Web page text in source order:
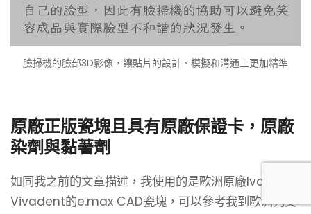
臉掃機的臉部3D影像，讓貼片的設計、模擬和溝通上更加精準
原廠正版瓷塊且具有原廠保證卡，原廠
染劑與黏著劑
如同我之前的文章描述，我使用的是歐洲原廠Ivoclar
Vivadent的e.max CAD瓷塊，可以參考我到歐洲列支